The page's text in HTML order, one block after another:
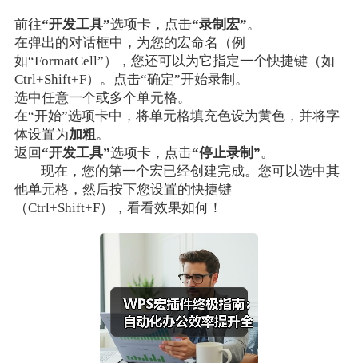
前往“开发工具”选项卡，点击“录制宏”。
在弹出的对话框中，为您的宏命名（例
如“FormatCell”），您还可以为它指定一个快捷键（如
Ctrl+Shift+F）。点击“确定”开始录制。
选中任意一个或多个单元格。
在“开始”选项卡中，将单元格填充色设为黄色，并将字
体设置为加粗 。
返回“开发工具”选项卡，点击“停止录制”。
现在，您的第一个宏已经创建完成。您可以选中其
他单元格，然后按下您设置的快捷键
（Ctrl+Shift+F），看看效果如何！